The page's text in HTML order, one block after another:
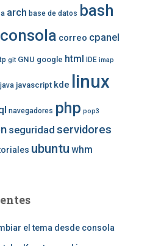
arch base de datos bash
consola correo cpanel
git GNU google html IDE imap
java javascript kde linux
navegadores php pop3
seguridad servidores
ubuntu whm
el tema desde consola